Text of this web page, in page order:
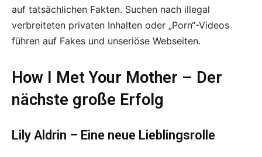
auf tatsächlichen Fakten. Suchen nach illegal
verbreiteten privaten Inhalten oder „Porn“-Videos
führen auf Fakes und unseriöse Webseiten.
How I Met Your Mother – Der
nächste große Erfolg
Lily Aldrin – Eine neue Lieblingsrolle